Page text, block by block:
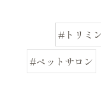
#トリミ
#ペットサロン